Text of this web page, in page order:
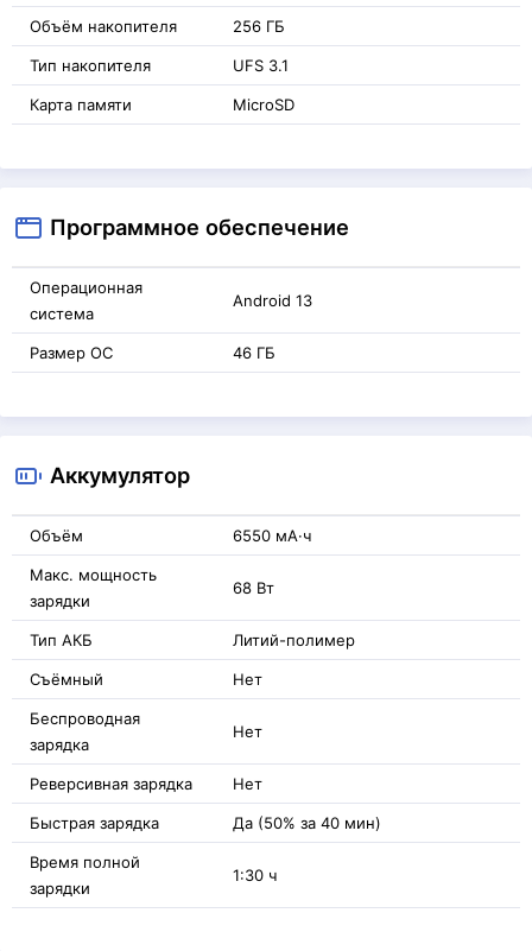
Объём накопителя 256 ГБ
Тип накопителя UFS 3.1
Карта памяти MicroSD
Программное обеспечение
Операционная
система
Android 13
Размер ОС 46 ГБ
Аккумулятор
Объём 6550 мА·ч
Макс. мощность
зарядки
68 Вт
Тип АКБ Литий-полимер
Съёмный Нет
Беспроводная
зарядка
Нет
Реверсивная зарядка Нет
Быстрая зарядка Да (50% за 40 мин)
Время полной
зарядки
1:30 ч